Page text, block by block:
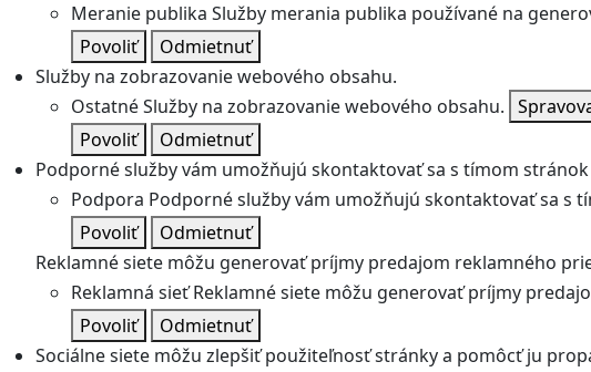
Meranie publika Služby merania publika používané na
Povoliť
Odmietnuť
Služby na zobrazovanie webového obsahu.
OstatnéSlužby na zobrazovanie webového obsahu.
Povoliť
Odmietnuť
Podporné služby vám umožňujú skontaktovať sa s tímom
Podpora Podporné služby vám umožňujú skontaktovať sa s
Povoliť
Odmietnuť
Reklamné siete môžu generovať príjmy predajom reklamného
Reklamná sieť Reklamné siete môžu generovať príjmy
Povoliť
Odmietnuť
Sociálne siete môžu zlepšiť použiteľnosť stránky a pomôcť ju